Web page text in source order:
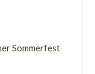
Sommerfest